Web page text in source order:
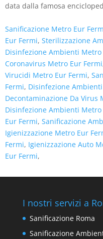
data dalla famosa
Sanificazione Metro Eur
Eur Fermi, Sterilizzazione
Disinfezione Ambienti Metro
Coronavirus Metro Eur Fermi
Virucidi Metro Eur Fermi,
Fermi, Disinfezione
Decontaminazione Da Virus
Disinfezione Ambienti Metro
Eur Fermi, Sanificazione
Igienizzazione Metro Eur
Fermi, Igienizzazione Auto
Eur Fermi,
I nostri servizi a
Sanificazione Roma
Sanificazione